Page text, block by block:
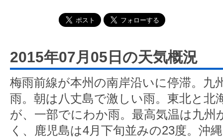
2015年07月05日の天気概況
梅雨前線が本州の南岸沿いに停滞。九
雨。朝は八丈島で激しい雨。東北と北
が、一部でにわか雨。最高気温は九州
く、鹿児島は4月下旬並みの23度。沖